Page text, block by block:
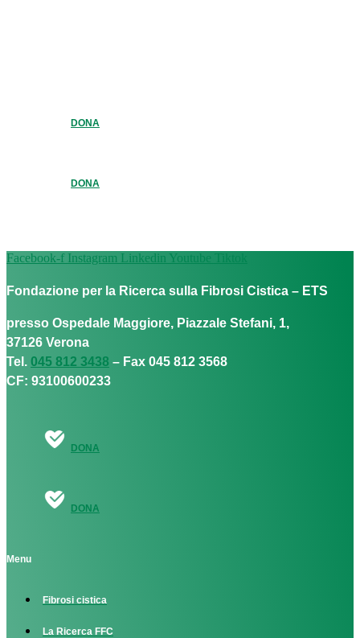
DONA
DONA
Facebook-f Instagram Linkedin Youtube Tiktok
Fondazione per la Ricerca sulla Fibrosi Cistica – ETS
presso Ospedale Maggiore, Piazzale Stefani, 1,
37126 Verona
Tel. 045 812 3438 – Fax 045 812 3568
CF: 93100600233
DONA
DONA
Menu
Fibrosi cistica
La Ricerca FFC